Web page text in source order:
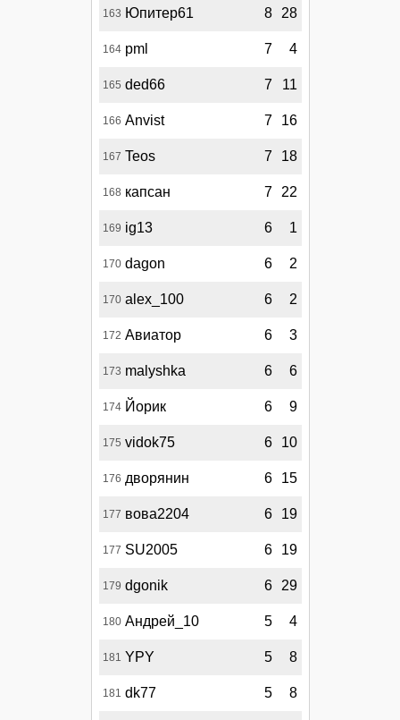
163 Юпитер61 8 28
164 pml 7 4
165 ded66 7 11
166 Anvist 7 16
167 Teos 7 18
168 капсан 7 22
169 ig13 6 1
170 dagon 6 2
170 alex_100 6 2
172 Авиатор 6 3
173 malyshka 6 6
174 Йорик 6 9
175 vidok75 6 10
176 дворянин 6 15
177 вова2204 6 19
177 SU2005 6 19
179 dgonik 6 29
180 Андрей_10 5 4
181 YPY 5 8
181 dk77 5 8